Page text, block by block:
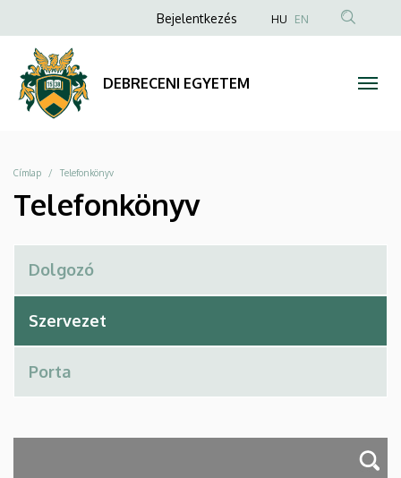
Telefonkönyv
DEBRECENI
EGYETEM
a
tartalomra
Anonim
menüje
Bejelentkezés HU EN
DEBRECENI EGYETEM
Morzsa
Címlap Telefonkönyv
Telefonkönyv